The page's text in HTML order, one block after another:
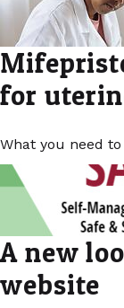
for
What you need
A new
website